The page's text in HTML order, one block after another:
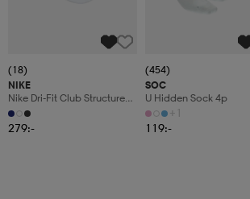
(18)
NIKE
Nike Dri-Fit Club Structured
Swoosh
279:-
(454)
SOC
U Hidden Sock 4p
+1
119:-